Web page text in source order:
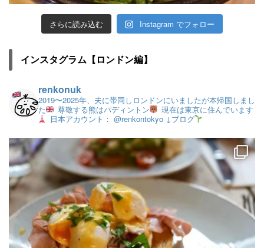
さらに読み込む Instagram でフォロー
インスタグラム【ロンドン編】
renkonuk
2019〜2025年、夫に帯同しロンドンにいましたが本帰国しまし
た
尊敬する熊はパディントン
現在は東京に住んでいます
日本アカウント： @renkontokyo ↓ブログ